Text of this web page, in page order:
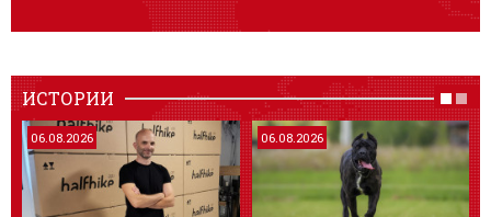
ИСТОРИИ
06.08.2026 06.08.2026